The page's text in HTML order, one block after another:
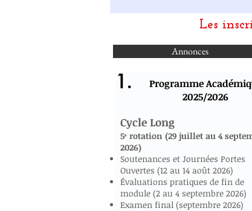
Les
Annonces
Programme
2025/2026
Cycle Long
5ᵉ rotation (29 juillet au 4
2026)
Soutenances et Journées Portes
Ouvertes (12 au 14 août 2026)
Évaluations pratiques de fin de
module (2 au 4 septembre 2026)
Examen final (septembre 2026)
1.